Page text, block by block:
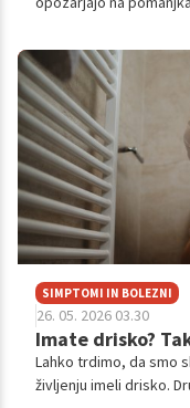
ohranjanje dobrega
SIMPTOMI IN BOLEZNI
26. 05. 2026 03.30
Imate drisko?
Lahko trdimo, da smo
življenju imeli drisko.